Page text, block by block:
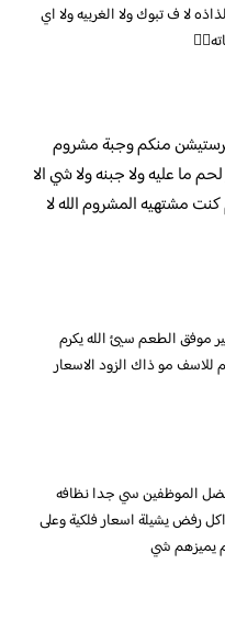
لا ف تبوك ولا الغربيه ولا اي
منكم وجبة مشروم
برجر لحم ما عليه ولا جبنه ولا شي الا
مشتهيه المشروم الله لا
موفق الطعم سيئ الله يكرم
مو ذاك الزود الاسعار
الموظفين سي جدا نظافه
رفض يشيلة اسعار فلكية وعلى
يميزهم شي